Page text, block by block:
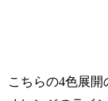
こちらの4色展開